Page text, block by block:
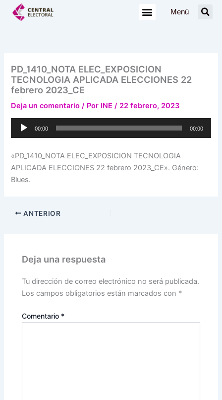
Menú
PD_1410_NOTA ELEC_EXPOSICION
TECNOLOGIA APLICADA ELECCIONES 22
febrero 2023_CE
Deja un comentario / Por INE/ 22 febrero, 2023
Reproductor
00:00 00:00
«PD_1410_NOTA ELEC_EXPOSICION TECNOLOGIA
APLICADA ELECCIONES 22 febrero 2023_CE». Género:
Blues.
ANTERIOR
Deja una respuesta
Tu dirección de correo electrónico no será publicada.
Los campos obligatorios están marcados con *
Comentario *